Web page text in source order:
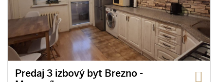
Predaj 3 izbový byt Brezno -